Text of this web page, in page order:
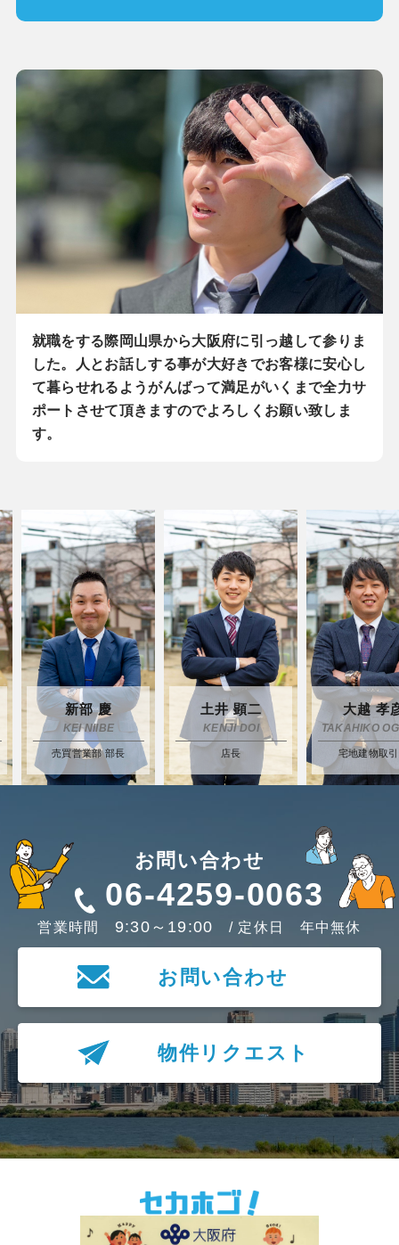
就職をする際岡山県から大阪府に引っ越して参りま
した。人とお話しする事が大好きでお客様に安心し
て暮らせれるようがんばって満足がいくまで全力サ
ポートさせて頂きますのでよろしくお願い致しま
す。
新部 慶
KEI NIIBE
売買営業部 部長
土井 顕二
KENJI DOI
店長
大越 孝彦
TAKAHIKO
宅地建物取引士
お問い合わせ
06-4259-0063
営業時間 9:30～19:00 / 定休日 年中無休
お問い合わせ
物件リクエスト